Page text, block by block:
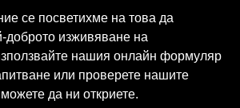
се посветихме на това да
доброто изживяване на
нашия онлайн формуляр
или проверете нашите
да ни откриете.